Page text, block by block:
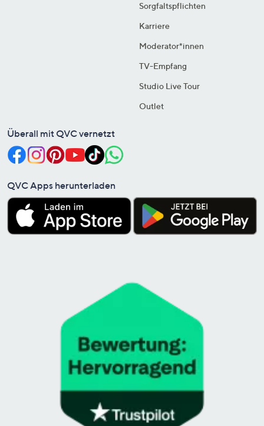
Sorgfaltspflichten
Karriere
Moderator*innen
TV-Empfang
Studio Live Tour
Outlet
Überall mit QVC vernetzt
QVC Apps herunterladen